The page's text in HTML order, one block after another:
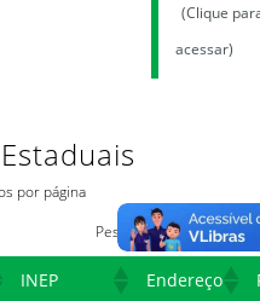
(Clique
acessar)
por página
Pesquisar
INEP Endereço